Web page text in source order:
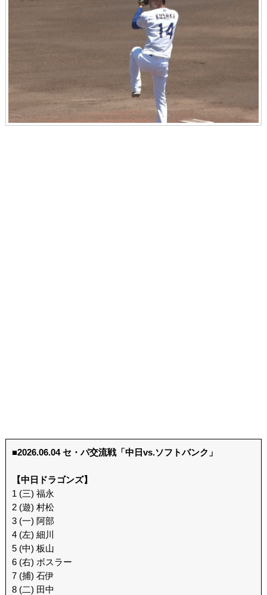
■2026.06.04 セ・パ交流戦「中日vs.ソフトバンク」
【中日ドラゴンズ】
1 (三) 福永
2 (遊) 村松
3 (一) 阿部
4 (左) 細川
5 (中) 板山
6 (右) ボスラー
7 (捕) 石伊
8 (二) 田中